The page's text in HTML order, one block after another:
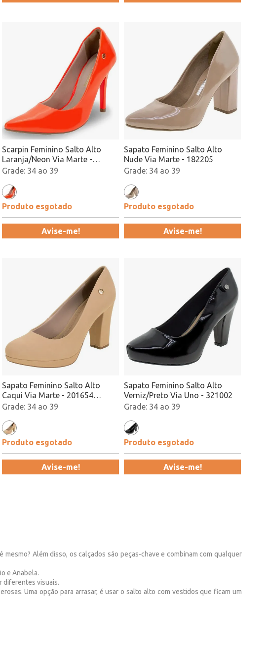
Scarpin Feminino Salto Alto
Laranja/Neon Via Marte -
199501 Atacado
34 ao 39
Produto esgotado
Avise-me!
Sapato Feminino Salto Alto
Nude Via Marte - 182205
34 ao 39
Produto esgotado
Avise-me!
Sapato Feminino Salto Alto
Caqui Via Marte - 201654
Atacado34 ao 39
Produto esgotado
Avise-me!
Sapato Feminino Salto Alto
Verniz/Preto Via Uno - 321002
34 ao 39
Produto esgotado
Avise-me!
Além disso, os calçados são peças-chave e combinam com qualquer
e Anabela.
diferentes visuais.
Uma opção para arrasar, é usar o salto alto com vestidos que ficam um